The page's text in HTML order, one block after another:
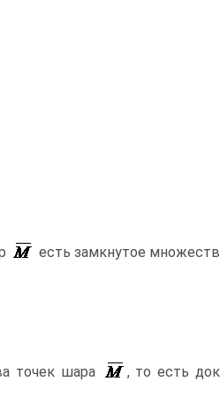
есть замкнутое
точек шара , то есть